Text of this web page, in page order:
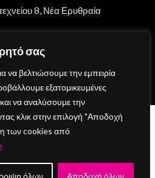
σας
να βελτιώσουμε την εμπειρία
εξατομικευμένες
να αναλύσουμε την
κλικ στην επιλογή "Αποδοχή
των cookies από
όλων Αποδοχή όλων
8, Νέα Ερυθραία
All rights reserved / Made with
Cart